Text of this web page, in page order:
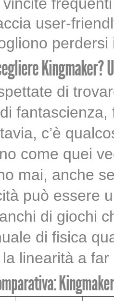
user-
perdersi
Kingmaker?
di
c’è
come quei
mai, anche
può essere
di giochi
di fisica
linearità a far